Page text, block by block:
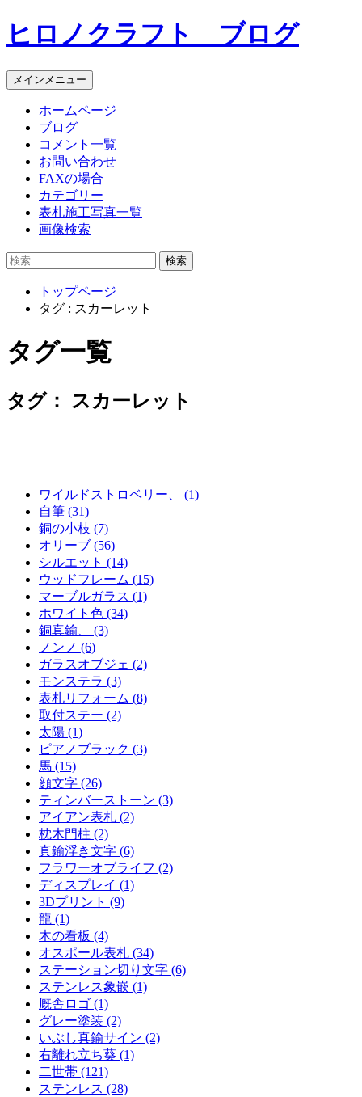
コ
ン
ン
ツ
ヒロノクラフト ブログ
メインメニュー
ホームページ
ブログ
コメント一覧
お問い合わせ
FAXの場合
カテゴリー
表札施工写真一覧
画像検索
検
トップページ
タグ : スカーレット
タグ一覧
タグ： スカーレット
ワイルドストロベリー、 (1)
自筆 (31)
銅の小枝 (7)
オリーブ (56)
シルエット (14)
ウッドフレーム (15)
マーブルガラス (1)
ホワイト色 (34)
銅真鍮、 (3)
ノンノ (6)
ガラスオブジェ (2)
モンステラ (3)
表札リフォーム (8)
取付ステー (2)
太陽 (1)
ピアノブラック (3)
馬 (15)
顔文字 (26)
ティンバーストーン (3)
アイアン表札 (2)
枕木門柱 (2)
真鍮浮き文字 (6)
フラワーオブライフ (2)
ディスプレイ (1)
3Dプリント (9)
龍 (1)
木の看板 (4)
オスポール表札 (34)
ステーション切り文字 (6)
ステンレス象嵌 (1)
厩舎ロゴ (1)
グレー塗装 (2)
いぶし真鍮サイン (2)
右離れ立ち葵 (1)
二世帯 (121)
ステンレス (28)